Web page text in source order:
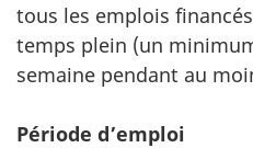
tous les emplois
temps plein (un
semaine pendant au
Période d’emploi